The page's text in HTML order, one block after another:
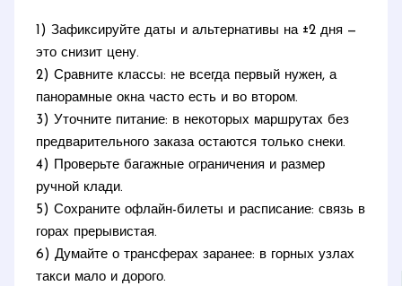
1) Зафиксируйте даты и альтернативы на ±2 дня —
это снизит цену.
2) Сравните классы: не всегда первый нужен, а
панорамные окна часто есть и во втором.
3) Уточните питание: в некоторых маршрутах без
предварительного заказа остаются только снеки.
4) Проверьте багажные ограничения и размер
ручной клади.
5) Сохраните офлайн-билеты и расписание: связь в
горах прерывистая.
6) Думайте о трансферах заранее: в горных узлах
такси мало и дорого.